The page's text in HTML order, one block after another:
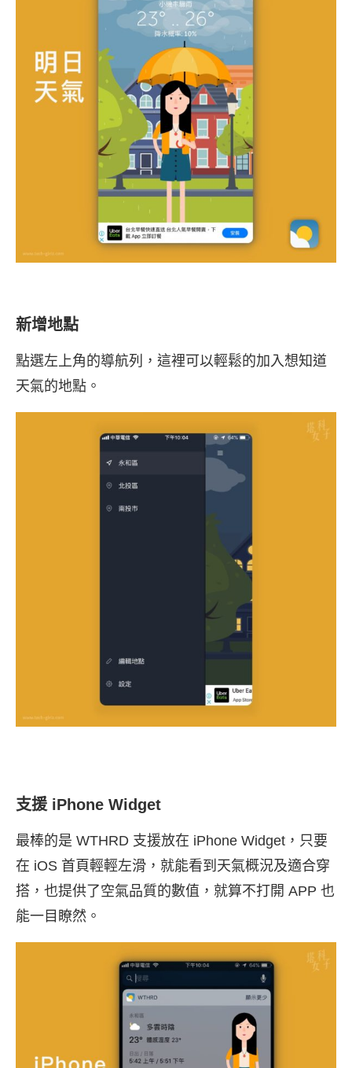
新增地點
點選左上角的導航列，這裡可以輕鬆的加入想知道
天氣的地點。
支援 iPhone Widget
最棒的是 WTHRD 支援放在 iPhone Widget，只要
在 iOS 首頁輕輕左滑，就能看到天氣概況及適合穿
搭，也提供了空氣品質的數值，就算不打開 APP 也
能一目瞭然。